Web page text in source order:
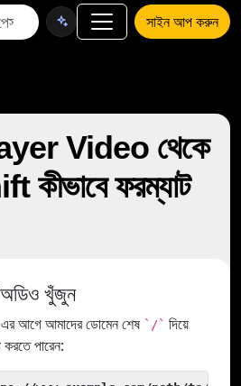
সাইন আপ করুন
Video থেকে
ফরম্যাট
খুঁজুন
এর আগে আমাদের ডোমেন শেষ `/` দিয়ে
করতে পারেন: